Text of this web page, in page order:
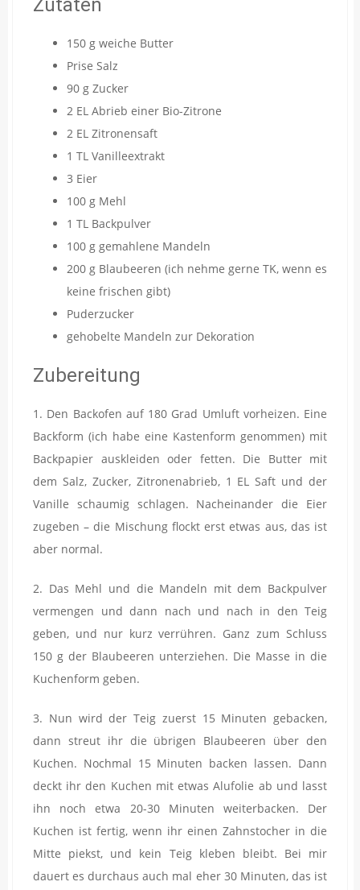
Zutaten
150 g weiche Butter
Prise Salz
90 g Zucker
2 EL Abrieb einer Bio-Zitrone
2 EL Zitronensaft
1 TL Vanilleextrakt
3 Eier
100 g Mehl
1 TL Backpulver
100 g gemahlene Mandeln
200 g Blaubeeren (ich nehme gerne TK, wenn es
keine frischen gibt)
Puderzucker
gehobelte Mandeln zur Dekoration
Zubereitung
1. Den Backofen auf 180 Grad Umluft vorheizen. Eine
Backform (ich habe eine Kastenform genommen) mit
Backpapier auskleiden oder fetten. Die Butter mit
dem Salz, Zucker, Zitronenabrieb, 1 EL Saft und der
Vanille schaumig schlagen. Nacheinander die Eier
zugeben – die Mischung flockt erst etwas aus, das ist
aber normal.
2. Das Mehl und die Mandeln mit dem Backpulver
vermengen und dann nach und nach in den Teig
geben, und nur kurz verrühren. Ganz zum Schluss
150 g der Blaubeeren unterziehen. Die Masse in die
Kuchenform geben.
3. Nun wird der Teig zuerst 15 Minuten gebacken,
dann streut ihr die übrigen Blaubeeren über den
Kuchen. Nochmal 15 Minuten backen lassen. Dann
deckt ihr den Kuchen mit etwas Alufolie ab und lasst
ihn noch etwa 20-30 Minuten weiterbacken. Der
Kuchen ist fertig, wenn ihr einen Zahnstocher in die
Mitte piekst, und kein Teig kleben bleibt. Bei mir
dauert es durchaus auch mal eher 30 Minuten, das ist